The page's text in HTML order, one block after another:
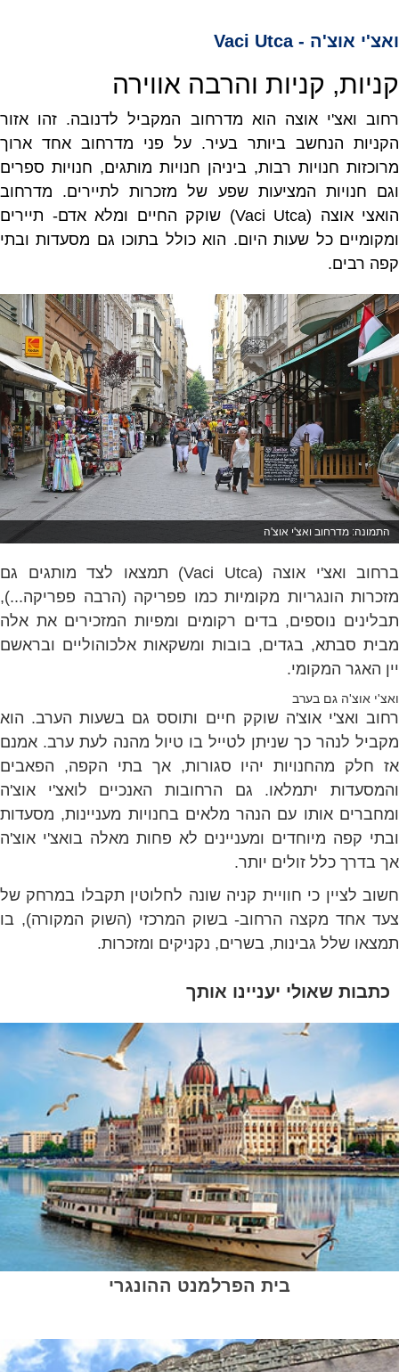
ואצ'י אוצ'ה - Vaci Utca
קניות, קניות והרבה אווירה
רחוב ואצ'י אוצה הוא מדרחוב המקביל לדנובה. זהו אזור
הקניות הנחשב ביותר בעיר. על פני מדרחוב אחד ארוך
מרוכזות חנויות רבות, ביניהן חנויות מותגים, חנויות ספרים
וגם חנויות המציעות שפע של מזכרות לתיירים. מדרחוב
הואצי אוצה (Vaci Utca) שוקק החיים ומלא אדם- תיירים
ומקומיים כל שעות היום. הוא כולל בתוכו גם מסעדות ובתי
קפה רבים.
התמונה: מדרחוב ואצ'י אוצ'ה
ברחוב ואצ'י אוצה (Vaci Utca) תמצאו לצד מותגים גם
מזכרות הונגריות מקומיות כמו פפריקה (הרבה פפריקה...),
תבלינים נוספים, בדים רקומים ומפיות המזכירים את אלה
מבית סבתא, בגדים, בובות ומשקאות אלכוהוליים ובראשם
יין האגר המקומי.
ואצ'י אוצ'ה גם בערב
רחוב ואצ'י אוצ'ה שוקק חיים ותוסס גם בשעות הערב. הוא
מקביל לנהר כך שניתן לטייל בו טיול מהנה לעת ערב. אמנם
אז חלק מהחנויות יהיו סגורות, אך בתי הקפה, הפאבים
והמסעדות יתמלאו. גם הרחובות האנכיים לואצ'י אוצ'ה
ומחברים אותו עם הנהר מלאים בחנויות מעניינות, מסעדות
ובתי קפה מיוחדים ומעניינים לא פחות מאלה בואצ'י אוצ'ה
אך בדרך כלל זולים יותר.
חשוב לציין כי חוויית קניה שונה לחלוטין תקבלו במרחק של
צעד אחד מקצה הרחוב- בשוק המרכזי (השוק המקורה), בו
תמצאו שלל גבינות, בשרים, נקניקים ומזכרות.
כתבות שאולי יעניינו אותך
בית הפרלמנט ההונגרי